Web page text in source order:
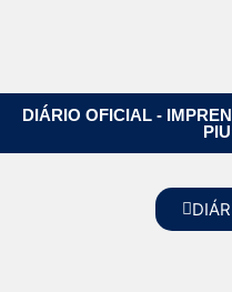
DIÁRIO OFICIAL -